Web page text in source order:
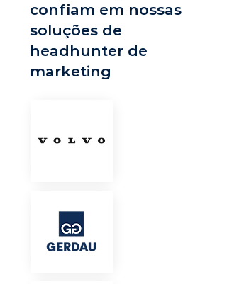
confiam em nossas
soluções de
headhunter de
marketing